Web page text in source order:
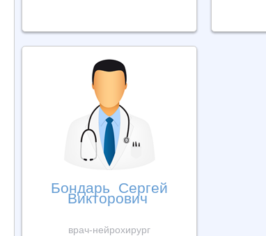
Бондарь Сергей
Викторович
врач-нейрохирург